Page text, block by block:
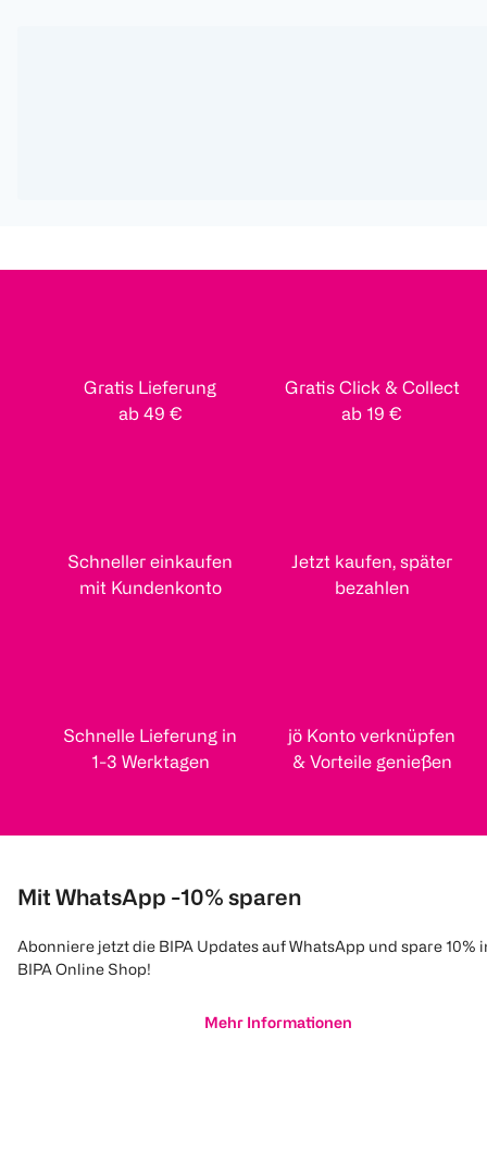
Gratis Lieferung
ab 49 €
Gratis Click & Collect
ab 19 €
Schneller einkaufen
mit Kundenkonto
Jetzt kaufen, später
bezahlen
Schnelle Lieferung in
1-3 Werktagen
jö Konto verknüpfen
& Vorteile genießen
Mit WhatsApp -10% sparen
Abonniere jetzt die BIPA Updates auf WhatsApp und spare 10%
BIPA Online Shop!
Mehr Informationen